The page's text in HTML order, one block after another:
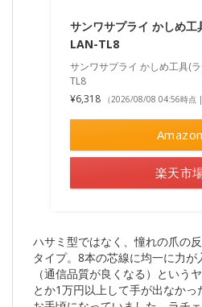
サンワサプライ かしめ工
LAN-TL8
サンワサプライ かしめ工具(
TL8
¥6,318
（2026/08/08 04:56時点 |
Amazon
楽天市
ハサミ型ではなく、憧れの爪の
タイプ。8本の芯線に均一に力
（通信品質が良くなる）という
とか1万円以上して手が出なか